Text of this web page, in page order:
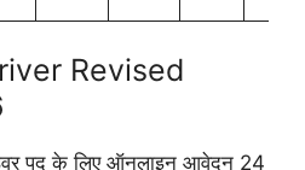
Revised
पद के लिए ऑनलाइन आवेदन 24